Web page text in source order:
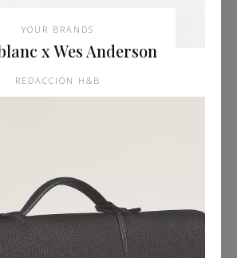
YOUR BRANDS
x Wes Anderson
REDACCIÓN H&B